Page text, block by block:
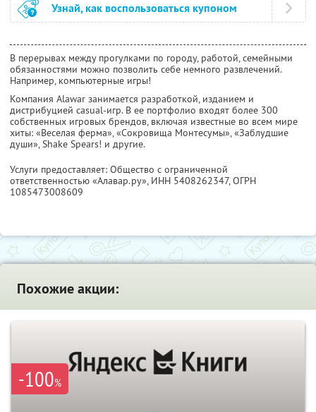
Узнай, как воспользоваться купоном
В перерывах между прогулками по городу, работой, семейными
обязанностями можно позволить себе немного развлечений.
Например, компьютерные игры!
Компания Alawar занимается разработкой, изданием и
дистрибуцией casual-игр. В ее портфолио входят более 300
собственных игровых брендов, включая известные во всем мире
хиты: «Веселая ферма», «Сокровища Монтесумы», «Заблудшие
души», Shake Spears! и другие.
Услуги предоставляет: Общество с ограниченной
ответственностью «Алавар.ру», ИНН 5408262347, ОГРН
1085473008609
Похожие акции:
-100%